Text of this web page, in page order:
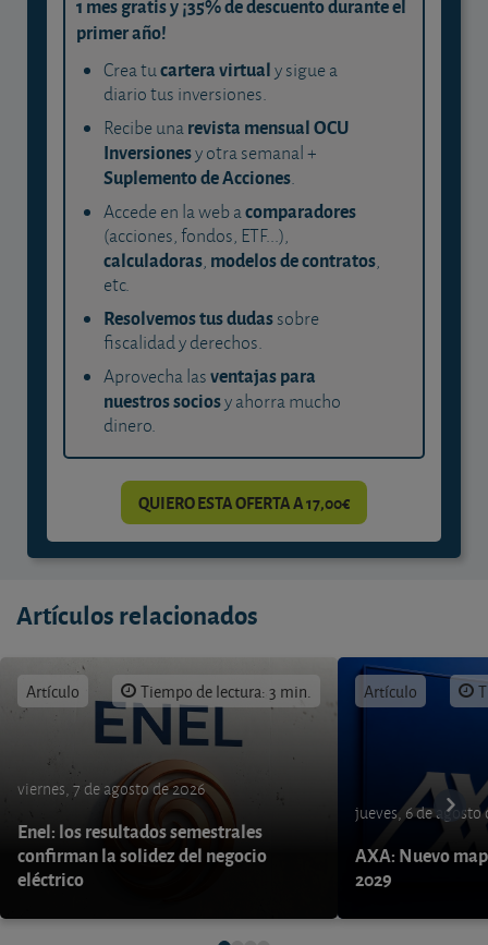
1 mes gratis y ¡35% de descuento durante el
primer año!
Crea tucartera virtualy sigue a
diario tus inversiones.
Recibe unarevista mensual OCU
Inversionesy otra semanal +
Suplemento de Acciones.
Accede en la web acomparadores
(acciones, fondos, ETF...),
calculadoras, modelos de contratos,
etc.
Resolvemos tus dudassobre
fiscalidad y derechos.
Aprovecha lasventajas para
nuestros sociosy ahorra mucho
dinero.
QUIERO ESTA OFERTA A 17,00€
Artículos relacionados
Artículo Tiempo de lectura: 3 min.
viernes, 7 de agosto de 2026
Enel: los resultados semestrales
confirman la solidez del negocio
eléctrico
Artículo
jueves, 6 de agosto
AXA: Nuevo
2029